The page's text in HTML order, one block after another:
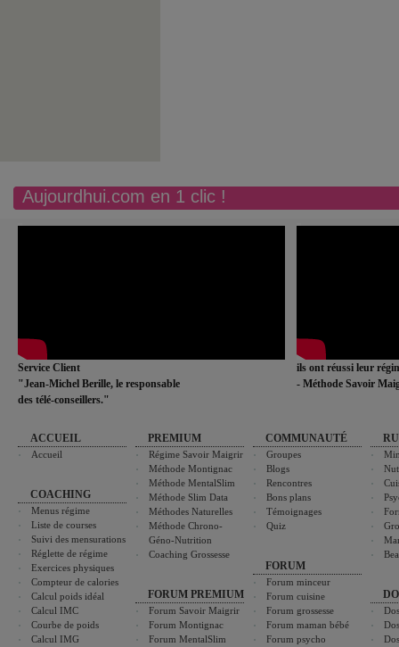
Aujourdhui.com en 1 clic !
Service Client
"Jean-Michel Berille, le responsable
des télé-conseillers."
ils ont réussi leur
- Méthode Savoir
ACCUEIL
Accueil
COACHING
Menus régime
Liste de courses
Suivi des mensurations
Réglette de régime
Exercices physiques
Compteur de calories
Calcul poids idéal
Calcul IMC
Courbe de poids
Calcul IMG
PREMIUM
Régime Savoir Maigrir
Méthode Montignac
Méthode MentalSlim
Méthode Slim Data
Méthodes Naturelles
Méthode Chrono-
Géno-Nutrition
Coaching Grossesse
FORUM PREMIUM
Forum Savoir Maigrir
Forum Montignac
Forum MentalSlim
COMMUNAUTÉ
Groupes
Blogs
Rencontres
Bons plans
Témoignages
Quiz
FORUM
Forum minceur
Forum cuisine
Forum grossesse
Forum maman bébé
Forum psycho